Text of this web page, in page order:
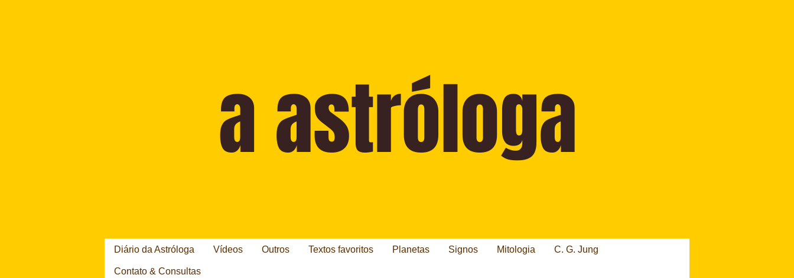
Diário da Astróloga Vídeos Outros Textos favoritos Planetas Signos Mitologia C. G. Jung
Contato & Consultas